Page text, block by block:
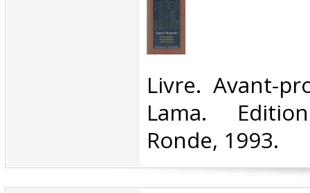
‎Livre. Avant-
Lama.
Ronde, 1993.‎